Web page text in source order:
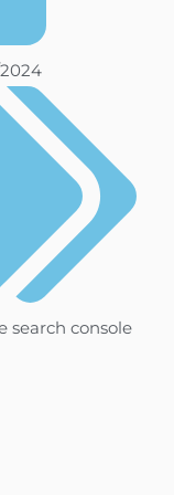
search console